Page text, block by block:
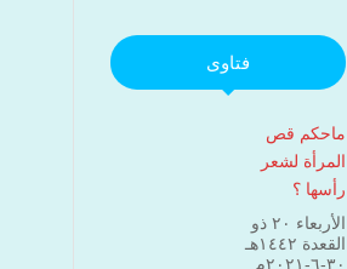
فتاوى
ماحكم قص
المرأة لشعر
رأسها ؟
الأربعاء ۲۰ ذو
القعدة ۱٤٤۲هـ
۳۰-٦-۲۰۲۱م